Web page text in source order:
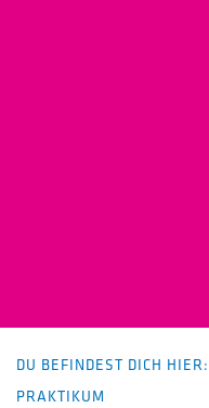
DU BEFINDEST DICH HIER:
PRAKTIKUM